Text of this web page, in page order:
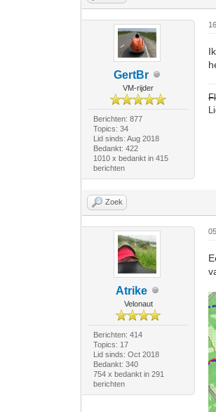
GertBr
VM-rijder
Berichten: 877
Topics: 34
Lid sinds: Aug 2018
Bedankt: 422
1010 x bedankt in 415
berichten
Zoek
Atrike
Velonaut
Berichten: 414
Topics: 17
Lid sinds: Oct 2018
Bedankt: 340
754 x bedankt in 291
berichten